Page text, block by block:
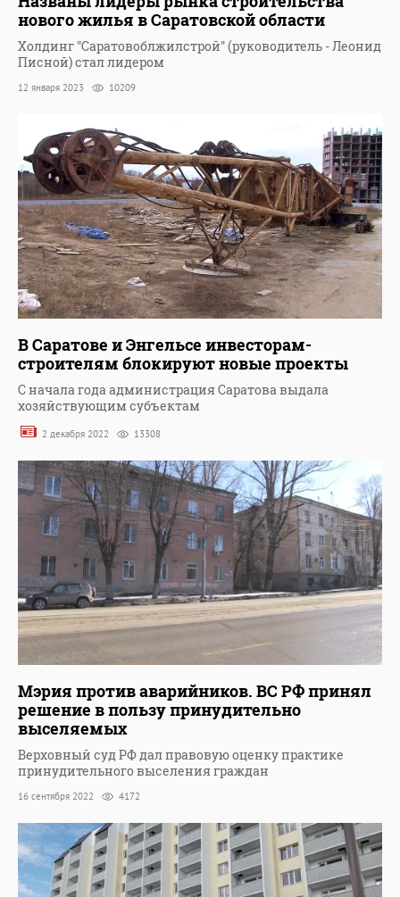
нового жилья в Саратовской области
Холдинг "Саратовоблжилстрой" (руководитель - Леонид
Писной) стал лидером
12 января 2023 10209
В Саратове и Энгельсе инвесторам-
строителям блокируют новые проекты
С начала года администрация Саратова выдала
хозяйствующим субъектам
2 декабря 2022 13308
Мэрия против аварийников. ВС РФ принял
решение в пользу принудительно
выселяемых
Верховный суд РФ дал правовую оценку практике
принудительного выселения граждан
16 сентября 2022 4172